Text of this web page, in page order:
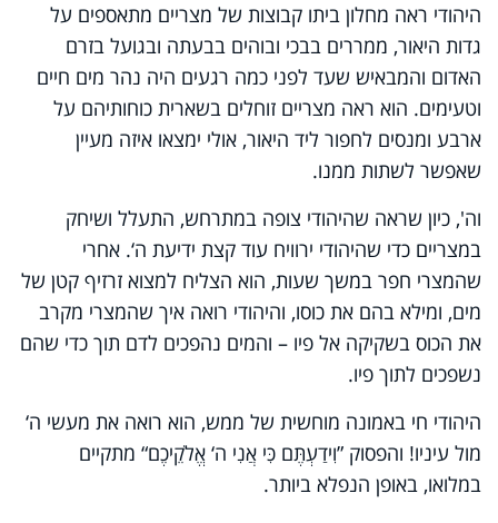
היהודי ראה מחלון ביתו קבוצות של מצריים מתאספים על
גדות היאור, ממררים בבכי ובוהים בבעתה ובגועל בזרם
האדום והמבאיש שעד לפני כמה רגעים היה נהר מים חיים
וטעימים. הוא ראה מצריים זוחלים בשארית כוחותיהם על
ארבע ומנסים לחפור ליד היאור, אולי ימצאו איזה מעיין
שאפשר לשתות ממנו.
וה', כיון שראה שהיהודי צופה במתרחש, התעלל ושיחק
במצריים כדי שהיהודי ירוויח עוד קצת ידיעת ה‘. אחרי
שהמצרי חפר במשך שעות, הוא הצליח למצוא זרזיף קטן של
מים, ומילא בהם את כוסו, והיהודי רואה איך שהמצרי מקרב
את הכוס בשקיקה אל פיו – והמים נהפכים לדם תוך כדי שהם
נשפכים לתוך פיו.
היהודי חי באמונה מוחשית של ממש, הוא רואה את מעשי ה‘
מול עיניו! והפסוק ”וִידַעְתֶּם כִּי אֲנִי ה‘ אֱלֹקֵיכֶם“ מתקיים
במלואו, באופן הנפלא ביותר.